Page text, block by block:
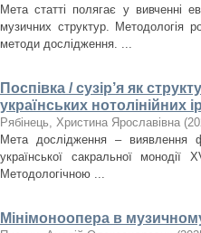
Мета статті полягає у вивченні
музичних структур. Методологія
методи дослідження. ...
Поспівка / сузір’я як
українських нотолінійних
Рябінець, Христина Ярославівна (
Мета дослідження – виявлення
української сакральної монодії
Методологічною ...
Мінімоноопера в